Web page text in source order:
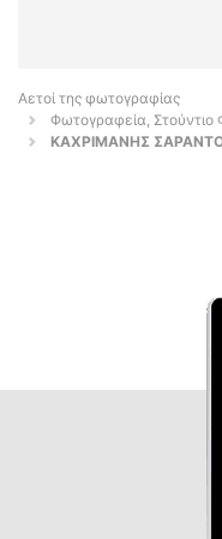
Αετοί της φωτογραφίας
Φωτογραφεία,
ΚΑΧΡΙΜΑΝΗΣ